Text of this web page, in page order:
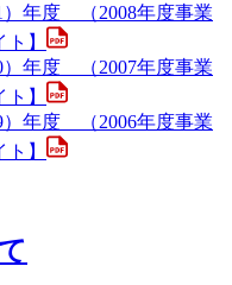
）年度 （2008年度事業
】
）年度 （2007年度事業
】
）年度 （2006年度事業
】